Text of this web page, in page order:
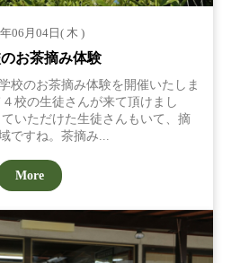
06月04日( 木 )
お茶摘み体験
校のお茶摘み体験を開催いたしま
校の生徒さんが来て頂けまし
いただけた生徒さんもいて、摘
ですね。茶摘み...
More